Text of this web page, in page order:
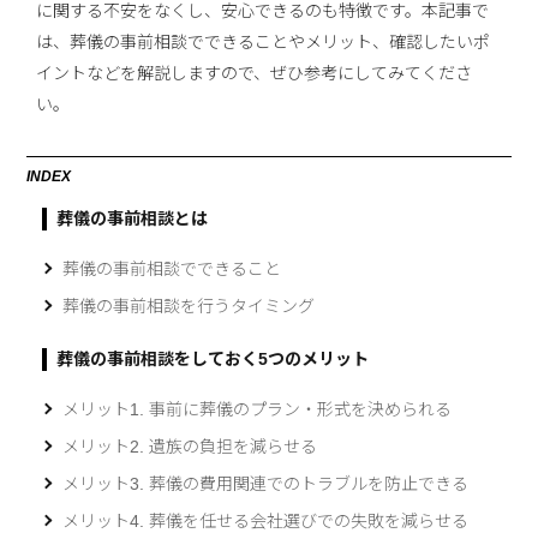
に関する不安をなくし、安心できるのも特徴です。本記事で
は、葬儀の事前相談でできることやメリット、確認したいポ
イントなどを解説しますので、ぜひ参考にしてみてくださ
い。
INDEX
葬儀の事前相談とは
葬儀の事前相談でできること
葬儀の事前相談を行うタイミング
葬儀の事前相談をしておく5つのメリット
メリット1. 事前に葬儀のプラン・形式を決められる
メリット2. 遺族の負担を減らせる
メリット3. 葬儀の費用関連でのトラブルを防止できる
メリット4. 葬儀を任せる会社選びでの失敗を減らせる